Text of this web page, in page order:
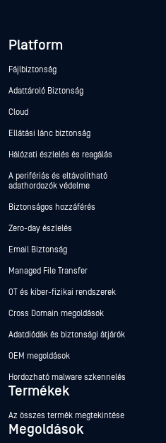
Platform
Fájlbiztonság
Adattároló Biztonság
Cloud
Ellátási lánc biztonság
Hálózati észlelés és reagálás
A perifériás és eltávolítható
adathordozók védelme
Biztonságos hozzáférés
Zero-day észlelés
Email Biztonság
Managed File Transfer
OT és kiber-fizikai rendszerek
Cross Domain megoldások
Adatdiódák és biztonsági átjárók
OEM megoldások
Hordozható malware szkennelés
Termékek
Az összes termék megtekintése
Megoldások